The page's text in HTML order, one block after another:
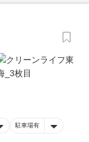
駐車場有